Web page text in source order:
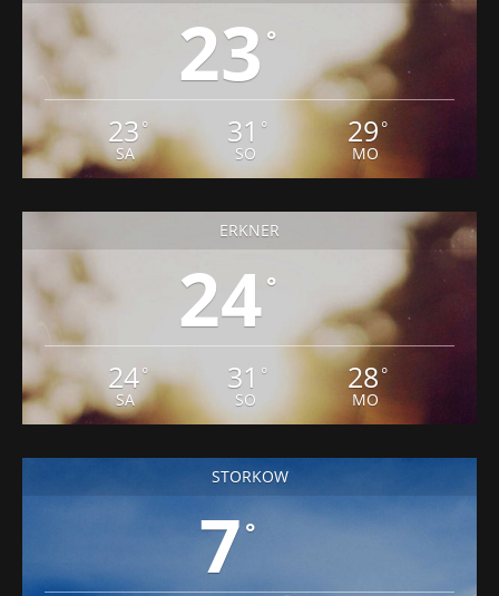
23 °
23 °
SA
31 °
SO
29 °
MO
ERKNER
24°
24°
SA
31 °
SO
28 °
MO
STORKOW
7°